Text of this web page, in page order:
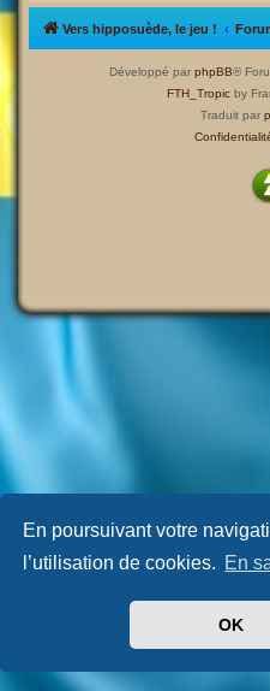
En poursuivant votre
l’utilisation de cookies. En
OK
Vers hipposuède, le jeu !
Développé par phpBB®
FTH_Tropic by
Traduit par